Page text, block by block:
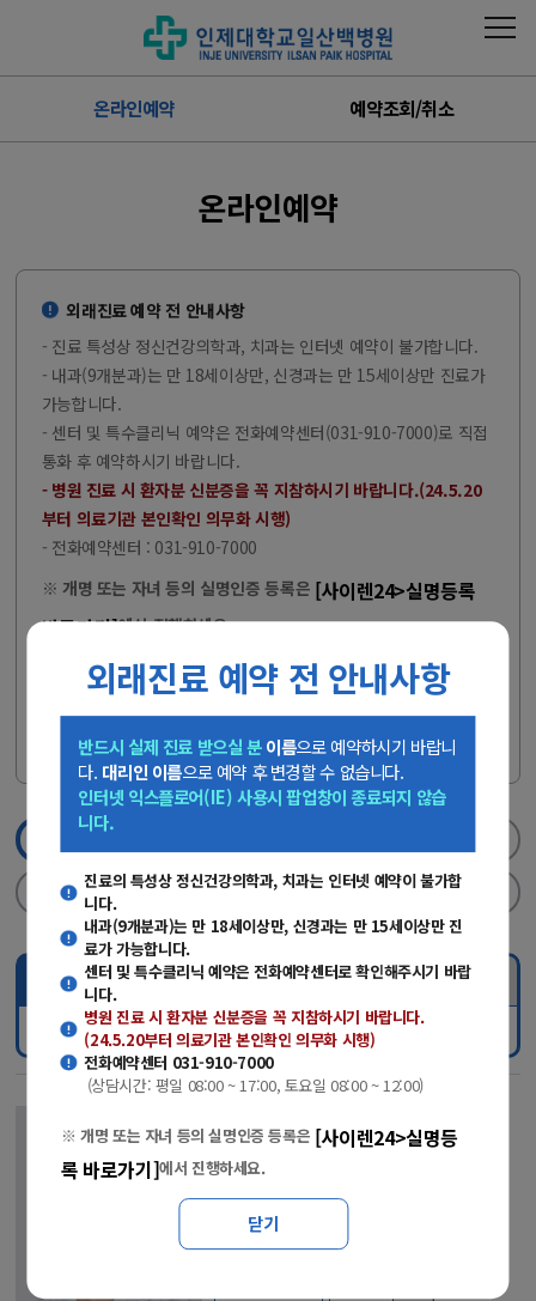
온라인예약 예약조회/취소
외래진료 예약 전 안내사항
반드시 실제 진료 받으실 분이름으로 예약하시기 바랍니
다. 대리인 이름으로 예약 후 변경할 수 없습니다.
인터넷 익스플로어(IE) 사용시 팝업창이 종료되지 않습
니다.
진료의 특성상 정신건강의학과, 치과는 인터넷 예약이 불가합
니다.
내과(9개분과)는 만 18세이상만, 신경과는 만 15세이상만 진
료가 가능합니다.
센터 및 특수클리닉 예약은 전화예약센터로 확인해주시기 바랍
니다.
병원 진료 시 환자분 신분증을 꼭 지참하시기 바랍니다.
(24.5.20부터 의료기관 본인확인 의무화 시행)
전화예약센터 031-910-7000
(상담시간: 평일 08:00 ~ 17:00, 토요일 08:00 ~ 12:00)
※ 개명 또는 자녀 등의 실명인증 등록은 [사이렌24>실명등
록 바로가기]에서 진행하세요.
닫기
온라인예약
외래진료 예약 전 안내사항
- 진료 특성상 정신건강의학과, 치과는 인터넷 예약이 불가합니다.
- 내과(9개분과)는 만 18세이상만, 신경과는 만 15세이상만 진료가
가능합니다.
- 센터 및 특수클리닉 예약은 전화예약센터(031-910-7000)로 직접
통화 후 예약하시기 바랍니다.
- 병원 진료 시 환자분 신분증을 꼭 지참하시기 바랍니다.(24.5.20
부터 의료기관 본인확인 의무화 시행)
- 전화예약센터 : 031-910-7000
※ 개명 또는 자녀 등의 실명인증 등록은 [사이렌24>실명등록
바로가기]에서 진행하세요.
※ 마이크로소프트사(MS)의 지원 종료로 '인터넷 익스플로러
(IE)'에서는 온라인 예약이 제한됩니다.
※ 크롬, 엣지, 사파리, 웨일 등 보안이 지원되는 최신 웹 브라우저
를 사용하시기 바랍니다.
3단계 날짜/진료시간선택 4단계 신청완료
진료과 선택 의료진 검색
진료과명
이비인후과
로봇수술, 갑상선암, 갑상선초음파,
목초음파, 갑상선클리닉, 목소리질환,
두경부암